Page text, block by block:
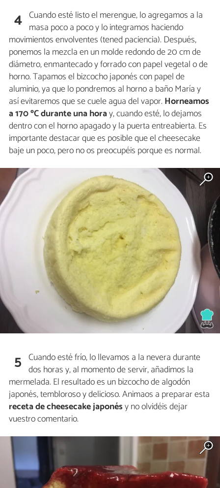
4 Cuando esté listo el merengue, lo agregamos a la
masa poco a poco y lo integramos haciendo
movimientos envolventes (tened paciencia). Después,
ponemos la mezcla en un molde redondo de 20 cm de
diámetro, enmantecado y forrado con papel vegetal o de
horno. Tapamos el bizcocho japonés con papel de
aluminio, ya que lo pondremos al horno a baño María y
así evitaremos que se cuele agua del vapor. Horneamos
a 170 ºC durante una horay, cuando esté, lo dejamos
dentro con el horno apagado y la puerta entreabierta. Es
importante destacar que es posible que el cheesecake
baje un poco, pero no os preocupéis porque es normal.
5 Cuando esté frío, lo llevamos a la nevera durante
dos horas y, al momento de servir, añadimos la
mermelada. El resultado es un bizcocho de algodón
japonés, tembloroso y delicioso. Animaos a preparar esta
receta de cheesecake japonésy no olvidéis dejar
vuestro comentario.